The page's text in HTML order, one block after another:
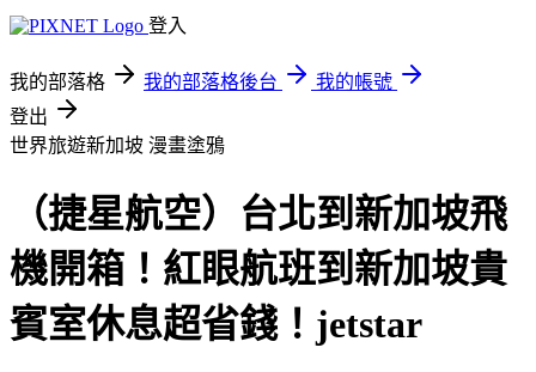
登入
我的部落格 我的部落格後台
我的帳號
登出
世界旅遊新加坡 漫畫塗鴉
（捷星航空）台北到新加坡飛
機開箱！紅眼航班到新加坡貴
賓室休息超省錢！jetstar